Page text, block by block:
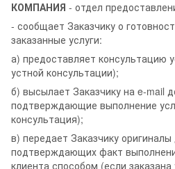
КОМПАНИЯ - отдел
- сообщает Заказчику о
заказанные услуги:
а) предоставляет консультацию
устной консультации);
б) высылает Заказчику на e-mail
подтверждающие выполнение
консультация);
в) передает Заказчику
подтверждающих факт
клиента способом (если